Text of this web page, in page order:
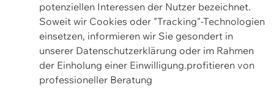
potenziellen Interessen der Nutzer bezeichnet.
Soweit wir Cookies oder "Tracking"-Technologien
einsetzen, informieren wir Sie gesondert in
unserer Datenschutzerklärung oder im Rahmen
der Einholung einer Einwilligung.profitieren von
professioneller Beratung